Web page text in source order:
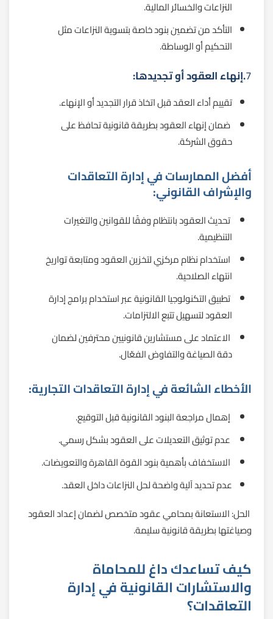
النزاعات والخسائر المالية.
التأكد من تضمين بنود خاصة بتسوية النزاعات مثل
التحكيم أو الوساطة.
7.إنهاء العقود أو تجديدها:
تقييم أداء العقد قبل اتخاذ قرار التجديد أو الإنهاء.
ضمان إنهاء العقود بطريقة قانونية تحافظ على
حقوق الشركة.
أفضل الممارسات في إدارة التعاقدات
والإشراف القانوني:
تحديث العقود بانتظام وفقًا للقوانين والتغيرات
التنظيمية.
استخدام نظام مركزي لتخزين العقود ومتابعة تواريخ
انتهاء الصلاحية.
تطبيق التكنولوجيا القانونية عبر استخدام برامج إدارة
العقود لتسهيل تتبع الالتزامات.
الاعتماد على مستشارين قانونيين محترفين لضمان
دقة الصياغة والتفاوض الفعّال.
الأخطاء الشائعة في إدارة التعاقدات التجارية:
إهمال مراجعة البنود القانونية قبل التوقيع.
عدم توثيق التعديلات على العقود بشكل رسمي.
الاستخفاف بأهمية بنود القوة القاهرة والتعويضات.
عدم تحديد آلية واضحة لحل النزاعات داخل العقد.
الحل: الاستعانة بمحامي عقود متخصص لضمان إعداد العقود
وصياغتها بطريقة قانونية سليمة.
كيف تساعدك داغ للمحاماة
والاستشارات القانونية في إدارة
التعاقدات؟